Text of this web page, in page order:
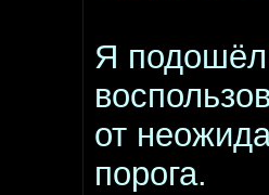
Я подошёл
от
порога.